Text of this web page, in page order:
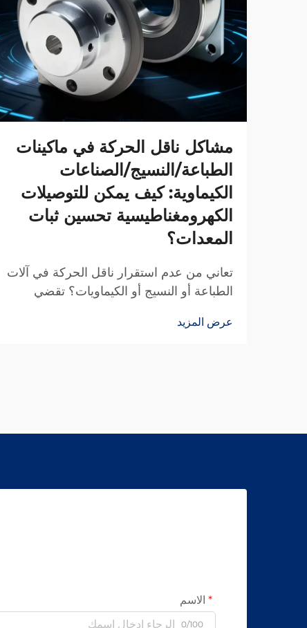
مشاكل ناقل الحركة في ماكينات
الطباعة/النسيج/الصناعات
الكيماوية: كيف يمكن للتوصيلات
الكهرومغناطيسية تحسين ثبات
المعدات؟
تعاني من عدم استقرار ناقل الحركة في آلات
الطباعة أو النسيج أو الكيماويات؟ تقضي
عرض المزيد
الاسم
0/100